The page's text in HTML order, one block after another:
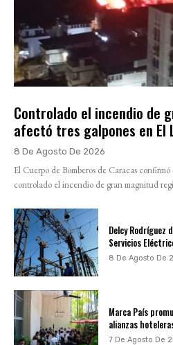
Controlado el incendio de
afectó tres galpones en El
8 De Agosto De 2026
El Cuerpo de Bomberos de Caracas
controlado el incendio de gran magnitud
Delcy Rodríguez
Servicios
8 De Agosto De
Marca País
alianzas
7 De Agosto De